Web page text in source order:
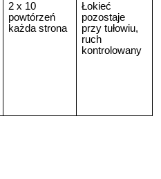
2 x 10
powtórzeń
każda strona
Łokieć
pozostaje
przy tułowiu,
ruch
kontrolowany